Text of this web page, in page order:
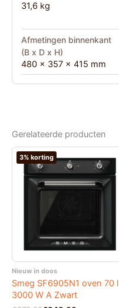
31,6 kg
Afmetingen binnenkant
(B x D x H)
480 x 357 x 415 mm
Gerelateerde producten
3% korting
Nieuw in doos
Smeg SF6905N1 oven 70 l
3000 W A Zwart